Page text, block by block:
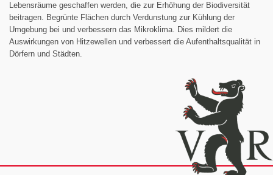
Lebensräume geschaffen werden, die zur Erhöhung der Biodiversität
beitragen. Begrünte Flächen durch Verdunstung zur Kühlung der
Umgebung bei und verbessern das Mikroklima. Dies mildert die
Auswirkungen von Hitzewellen und verbessert die Aufenthaltsqualität in
Dörfern und Städten.